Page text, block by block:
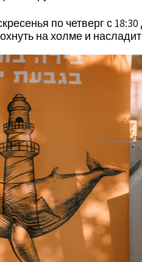
по четверг с 18:30
на холме и